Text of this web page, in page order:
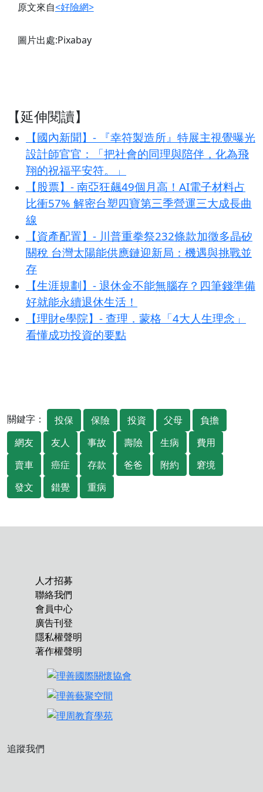
原文來自<好險網>
圖片出處:Pixabay
【延伸閱讀】
【國內新聞】- 『幸符製造所』特展主視覺曝光
設計師官官：「把社會的同理與陪伴，化為飛
翔的祝福平安符。」
【股票】- 南亞狂飆49個月高！AI電子材料占
比衝57% 解密台塑四寶第三季營運三大成長曲
線
【資產配置】- 川普重拳祭232條款加徵多晶矽
關稅 台灣太陽能供應鏈迎新局：機遇與挑戰並
存
【生涯規劃】- 退休金不能無腦存？四筆錢準備
好就能永續退休生活！
【理財e學院】- 查理．蒙格「4大人生理念」
看懂成功投資的要點
關鍵字： 投保 保險 投資 父母
負擔
網友
友人 事故 壽險 生病
費用
賣車
癌症 存款 爸爸 附約
窘境
發文
錯覺 重病
人才招募
聯絡我們
會員中心
廣告刊登
隱私權聲明
著作權聲明
追蹤我們